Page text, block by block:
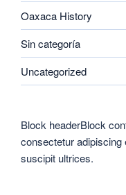
Oaxaca History
Sin categoría
Uncategorized
Block headerBlock
consectetur adipiscing
suscipit ultrices.